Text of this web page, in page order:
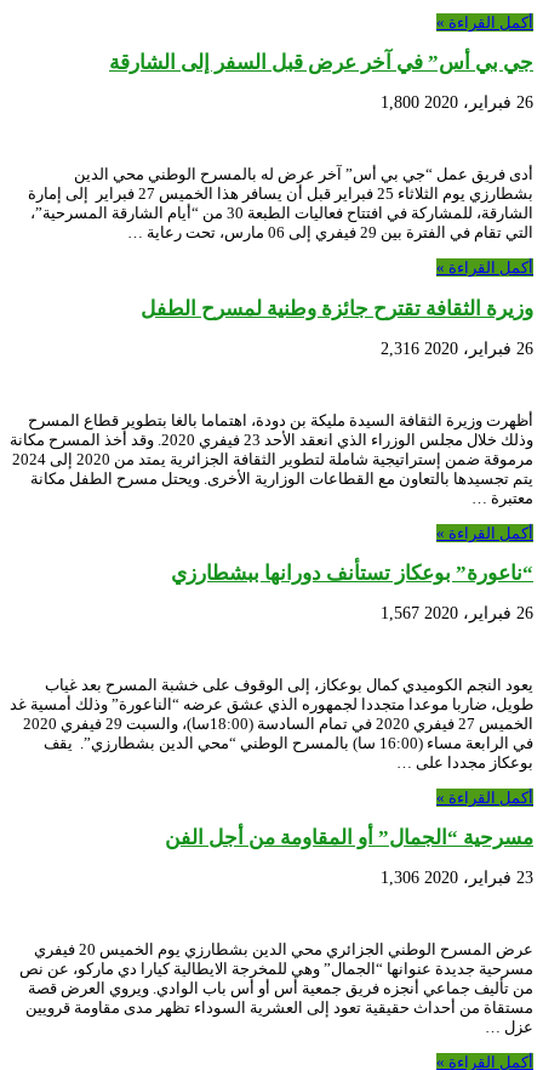
أكمل القراءة »
جي بي أس” في آخر عرض قبل السفر إلى الشارقة
26 فبراير، 2020 1,800
أدى فريق عمل “جي بي أس” آخر عرض له بالمسرح الوطني محي الدين
بشطارزي يوم الثلاثاء 25 فبراير قبل أن يسافر هذا الخميس 27 فبراير إلى إمارة
الشارقة، للمشاركة في افتتاح فعاليات الطبعة 30 من “أيام الشارقة المسرحية”،
التي تقام في الفترة بين 29 فيفري إلى 06 مارس، تحت رعاية …
أكمل القراءة »
وزيرة الثقافة تقترح جائزة وطنية لمسرح الطفل
26 فبراير، 2020 2,316
أظهرت وزيرة الثقافة السيدة مليكة بن دودة، اهتماما بالغا بتطوير قطاع المسرح
وذلك خلال مجلس الوزراء الذي انعقد الأحد 23 فيفري 2020. وقد أخذ المسرح مكانة
مرموقة ضمن إستراتيجية شاملة لتطوير الثقافة الجزائرية يمتد من 2020 إلى 2024
يتم تجسيدها بالتعاون مع القطاعات الوزارية الأخرى. ويحتل مسرح الطفل مكانة
معتبرة …
أكمل القراءة »
“ناعورة” بوعكاز تستأنف دورانها ببشطارزي
26 فبراير، 2020 1,567
يعود النجم الكوميدي كمال بوعكاز، إلى الوقوف على خشبة المسرح بعد غياب
طويل، ضاربا موعدا متجددا لجمهوره الذي عشق عرضه “الناعورة” وذلك أمسية غد
الخميس 27 فيفري 2020 في تمام السادسة (18:00سا)، والسبت 29 فيفري 2020
في الرابعة مساء (16:00 سا) بالمسرح الوطني “محي الدين بشطارزي”. يقف
بوعكاز مجددا على …
أكمل القراءة »
مسرحية “الجمال” أو المقاومة من أجل الفن
23 فبراير، 2020 1,306
عرض المسرح الوطني الجزائري محي الدين بشطارزي يوم الخميس 20 فيفري
مسرحية جديدة عنوانها “الجمال” وهي للمخرجة الايطالية كيارا دي ماركو، عن نص
من تأليف جماعي أنجزه فريق جمعية أس أو أس باب الوادي. ويروي العرض قصة
مستقاة من أحداث حقيقية تعود إلى العشرية السوداء تظهر مدى مقاومة قرويين
عزل …
أكمل القراءة »